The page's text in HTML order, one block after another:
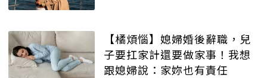
【橘煩惱】媳婦婚後辭職，兒
子要扛家計還要做家事！我想
跟媳婦說：家妳也有責任